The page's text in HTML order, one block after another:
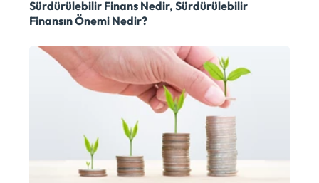
Sürdürülebilir Finans Nedir, Sürdürülebilir
Finansın Önemi Nedir?